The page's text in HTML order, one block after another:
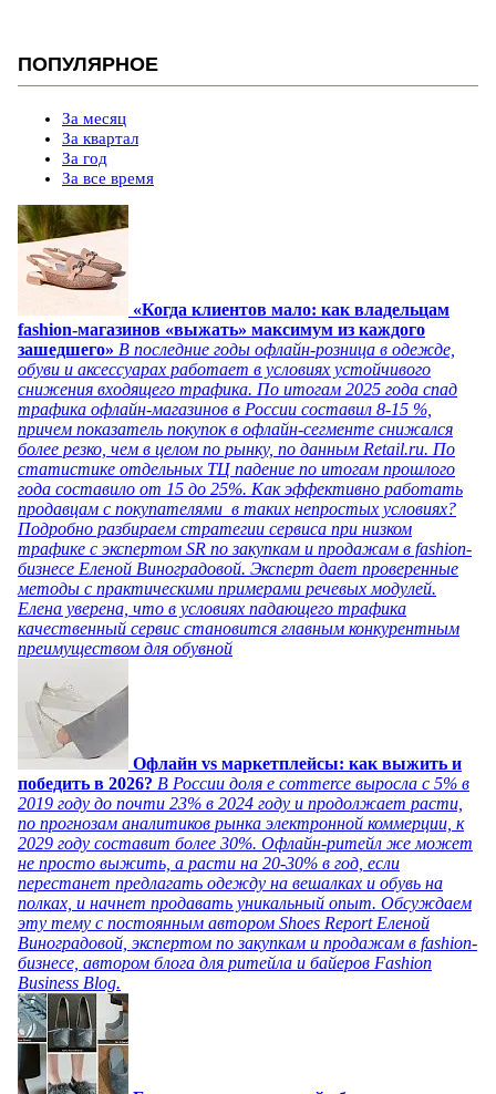
ПОПУЛЯРНОЕ
За месяц
За квартал
За год
За все время
«Когда клиентов мало: как владельцам
fashion-магазинов «выжать» максимум из каждого
зашедшего» В последние годы офлайн-розница в одежде,
обуви и аксессуарах работает в условиях устойчивого
снижения входящего трафика. По итогам 2025 года спад
трафика офлайн-магазинов в России составил 8-15 %,
причем показатель покупок в офлайн-сегменте снижался
более резко, чем в целом по рынку, по данным Retail.ru. По
статистике отдельных ТЦ падение по итогам прошлого
года составило от 15 до 25%. Как эффективно работать
продавцам с покупателями в таких непростых условиях?
Подробно разбираем стратегии сервиса при низком
трафике с экспертом SR по закупкам и продажам в fashion-
бизнесе Еленой Виноградовой. Эксперт дает проверенные
методы с практическими примерами речевых модулей.
Елена уверена, что в условиях падающего трафика
качественный сервис становится главным конкурентным
преимуществом для обувной
Офлайн vs маркетплейсы: как выжить и
победить в 2026? В России доля e commerce выросла с 5% в
2019 году до почти 23% в 2024 году и продолжает расти,
по прогнозам аналитиков рынка электронной коммерции, к
2029 году составит более 30%. Офлайн-ритейл же может
не просто выжить, а расти на 20-30% в год, если
перестанет предлагать одежду на вешалках и обувь на
полках, и начнет продавать уникальный опыт. Обсуждаем
эту тему с постоянным автором Shoes Report Еленой
Виноградовой, экспертом по закупкам и продажам в fashion-
бизнесе, автором блога для ритейла и байеров Fashion
Business Blog.